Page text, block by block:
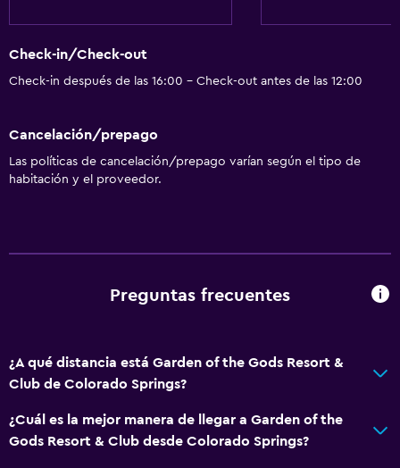
Check-in/Check-out
Check-in después de las 16:00 - Check-out antes de las 12:00
Cancelación/prepago
Las políticas de cancelación/prepago varían según el tipo de
habitación y el proveedor.
Preguntas frecuentes
¿A qué distancia está Garden of the Gods Resort &
Club de Colorado Springs?
¿Cuál es la mejor manera de llegar a Garden of the
Gods Resort & Club desde Colorado Springs?